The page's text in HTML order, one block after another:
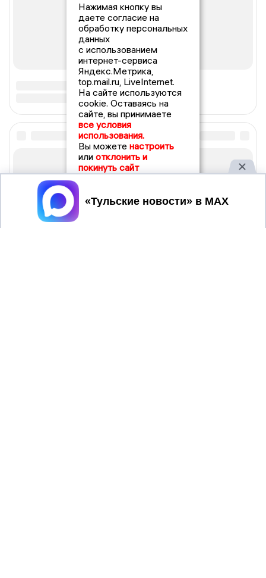
Нажимая кнопку вы
даете согласие на
обработку персональных
данных
с использованием
интернет-сервиса
Яндекс.Метрика,
top.mail.ru, LiveInternet.
На сайте используются
cookie. Оставаясь на
сайте, вы принимаете
все условия
использования.
Вы можете настроить
или отклонить и
покинуть сайт
Принять